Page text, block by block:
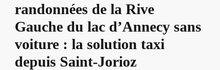
randonnées de la Rive
Gauche du lac d’Annecy sans
voiture : la solution taxi
depuis Saint-Jorioz